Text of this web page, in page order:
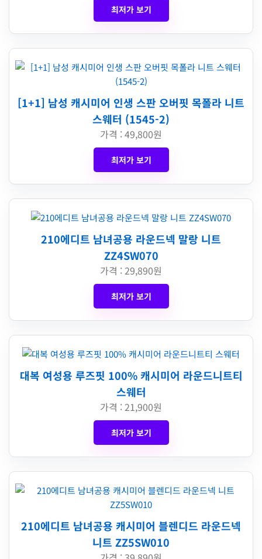
최저가 보기
[1+1] 남성 캐시미어 인생 스판 오버핏 목폴라 니트
스웨터 (1545-2)
가격 : 49,800원
최저가 보기
210에디트 남녀공용 라운드넥 말랑 니트
ZZ4SW070
가격 : 29,890원
최저가 보기
대복 여성용 루즈핏 100% 캐시미어 라운드니트티
스웨터
가격 : 21,900원
최저가 보기
210에디트 남녀공용 캐시미어 블렌디드 라운드넥
니트 ZZ5SW010